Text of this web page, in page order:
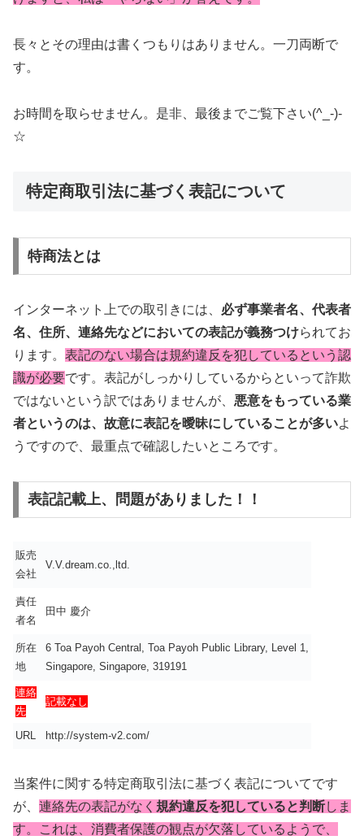
長々とその理由は書くつもりはありません。一刀両断で
す。
お時間を取らせません。是非、最後までご覧下さい(^_-)-
☆
特定商取引法に基づく表記について
特商法とは
インターネット上での取引きには、 必ず事業者名、代表者
名、住所、連絡先などにおいての表記が義務つけられてお
ります。 表記のない場合は規約違反を犯しているという認
識が必要です。表記がしっかりしているからといって詐欺
ではないという訳ではありませんが、 悪意をもっている業
者というのは、故意に表記を曖昧にしていることが多いよ
うですので、最重点で確認したいところです。
表記記載上、問題がありました！！
販売
会社
V.V.dream.co.,ltd.
責任
者名
田中 慶介
所在
地
6 Toa Payoh Central, Toa Payoh Public Library, Level 1,
Singapore, Singapore, 319191
連絡
先
記載なし
URL http://system-v2.com/
当案件に関する特定商取引法に基づく表記についてです
が、 連絡先の表記がなく 規約違反を犯していると判断しま
す。これは、消費者保護の観点が欠落しているようで、